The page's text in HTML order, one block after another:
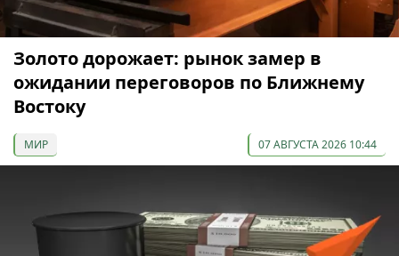
Золото дорожает: рынок замер в
ожидании переговоров по Ближнему
Востоку
МИР 07 АВГУСТА 2026 10:44